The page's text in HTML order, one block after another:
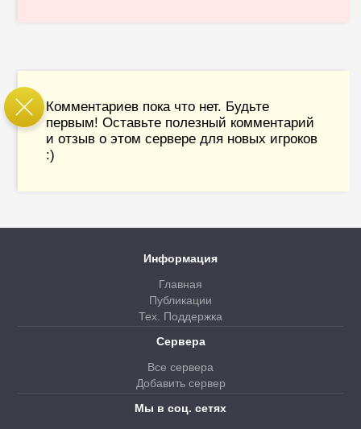
Комментариев пока что нет. Будьте
первым! Оставьте полезный комментарий
и отзыв о этом сервере для новых игроков
:)
Информация
Главная
Публикации
Тех. Поддержка
Сервера
Все сервера
Добавить сервер
Мы в соц. сетях